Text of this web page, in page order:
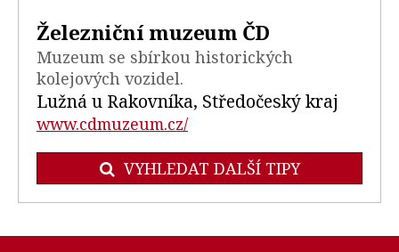
Železniční muzeum ČD
Muzeum se sbírkou historických
kolejových vozidel.
Lužná u Rakovníka, Středočeský kraj
www.cdmuzeum.cz/
VYHLEDAT DALŠÍ TIPY